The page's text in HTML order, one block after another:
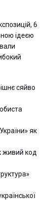
6
ідеєю
сяйво
як
живий код